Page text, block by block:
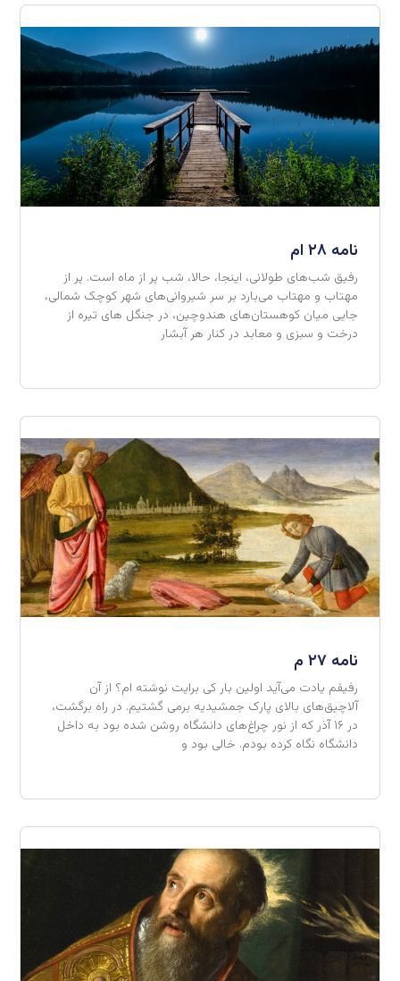
نامه ۲۸ ام
رفیق شب‌های طولانی، اینجا، حالا، شب پر از ماه است. پر از
مهتاب و مهتاب می‌بارد بر سر شیروانی‌های شهر کوچک شمالی،
جایی میان کوهستان‌های هندوچین، در جنگل های تیره از
درخت و سبزی و معابد در کنار هر آبشار
نامه ۲۷ م
رفیقم یادت می‌آید اولین بار کی برایت نوشته ام؟ از آن
آلاچیق‌های بالای پارک جمشیدیه برمی گشتیم. در راه برگشت،
در ۱۶ آذر که از نور چراغ‌های دانشگاه روشن شده بود به داخل
دانشگاه نگاه کرده بودم. خالی بود و